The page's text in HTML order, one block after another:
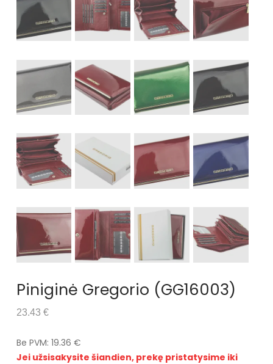
Piniginė Gregorio (GG16003)
23.43 €
Be PVM: 19.36 €
Jei užsisakysite šiandien, prekę pristatysime iki